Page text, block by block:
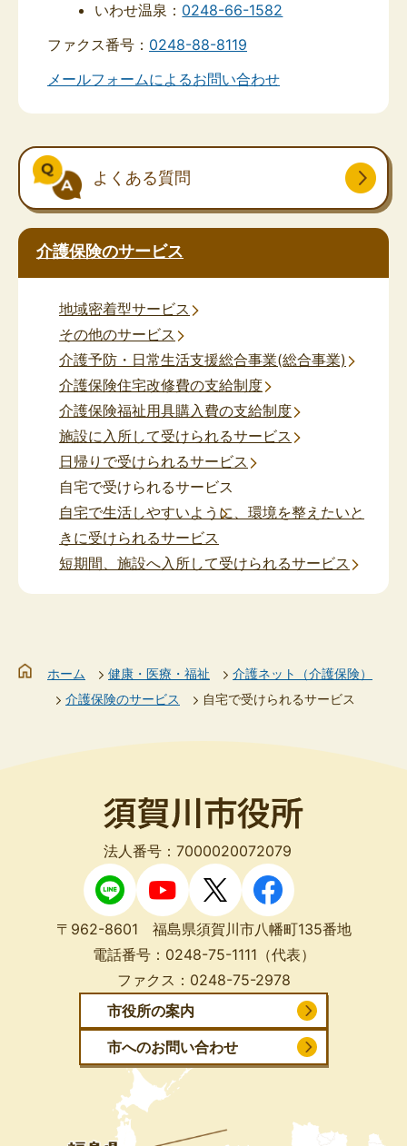
いわせ温泉： 0248-66-1582
ファクス番号： 0248-88-8119
メールフォームによるお問い合わせ
よくある質問
介護保険のサービス
地域密着型サービス
その他のサービス
介護予防・日常生活支援総合事業(総合事業)
介護保険住宅改修費の支給制度
介護保険福祉用具購入費の支給制度
施設に入所して受けられるサービス
日帰りで受けられるサービス
自宅で受けられるサービス
自宅で生活しやすいように、環境を整えたいと
きに受けられるサービス
短期間、施設へ入所して受けられるサービス
ホーム 健康・医療・福祉
介護ネット（介護保険）
介護保険のサービス
自宅で受けられるサービス
法人番号：7000020072079
〒962-8601 福島県須賀川市八幡町135番地
電話番号： 0248-75-1111 （代表）
ファクス： 0248-75-2978
市役所の案内
市へのお問い合わせ